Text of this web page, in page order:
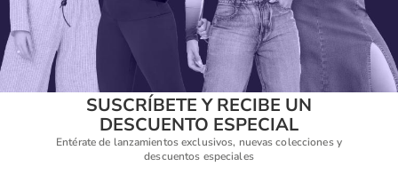
SUSCRÍBETE Y RECIBE UN
DESCUENTO ESPECIAL
Entérate de lanzamientos exclusivos, nuevas colecciones y
descuentos especiales